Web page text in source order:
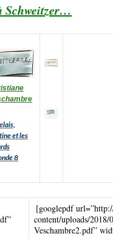
Schweitzer…
et les
8
[googlepdf
content/uploads/2018/
Veschambre2.pdf”